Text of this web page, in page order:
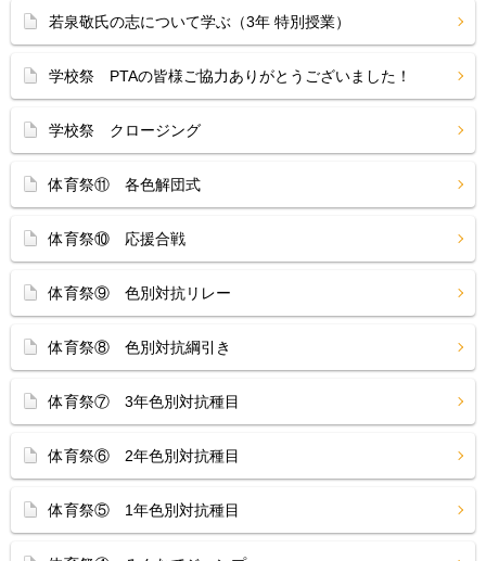
若泉敬氏の志について学ぶ（3年 特別授業）
学校祭 PTAの皆様ご協力ありがとうございました！
学校祭 クロージング
体育祭⑪ 各色解団式
体育祭⑩ 応援合戦
体育祭⑨ 色別対抗リレー
体育祭⑧ 色別対抗綱引き
体育祭⑦ 3年色別対抗種目
体育祭⑥ 2年色別対抗種目
体育祭⑤ 1年色別対抗種目